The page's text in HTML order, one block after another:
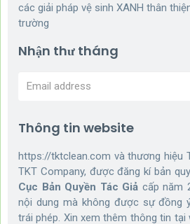
các giải pháp vệ sinh XANH thân
trường
Nhận thư tháng
Thông tin website
https://tktclean.com và thương hiệu
TKT Company, được đăng kí bản
Cục Bản Quyền Tác Giả cấp năm
nội dung mà không được sự đồng
trái phép. Xin xem thêm thông tin